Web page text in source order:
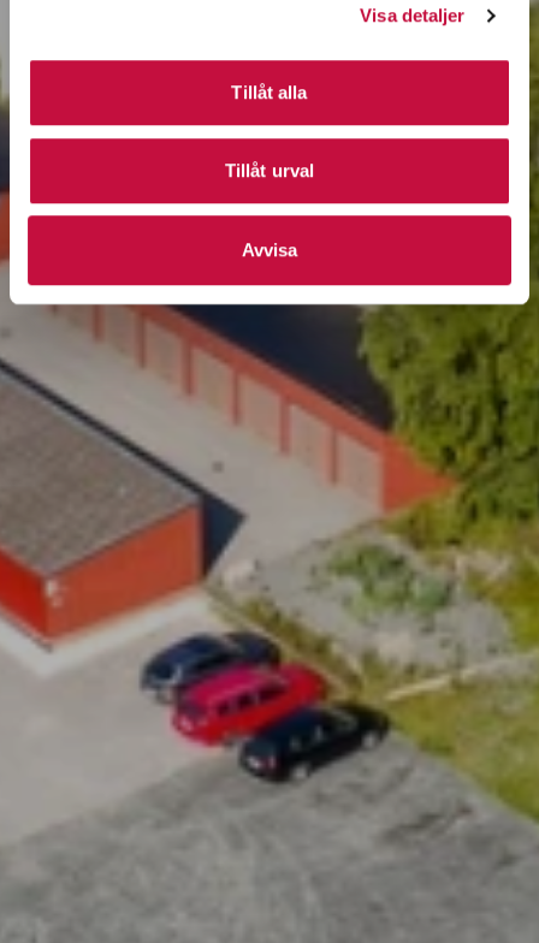
Visa detaljer
Tillåt alla
Tillåt urval
Avvisa